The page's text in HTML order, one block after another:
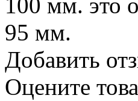
100 мм. это
95 мм.
Добавить
Оцените